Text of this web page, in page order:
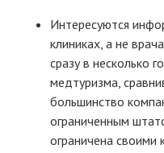
Интересуются
клиниках, а не
сразу в несколько
медтуризма,
большинство
ограниченным
ограничена своими